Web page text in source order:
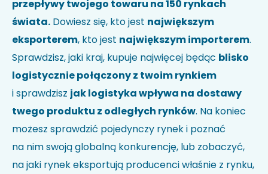
przepływy twojego towaru na 150 rynkach
świata. Dowiesz się, kto jest największym
eksporterem, kto jest największym importerem.
Sprawdzisz, jaki kraj, kupuje najwięcej będąc blisko
logistycznie połączony z twoim rynkiem
i sprawdzisz jak logistyka wpływa na dostawy
twego produktu z odległych rynków. Na koniec
możesz sprawdzić pojedynczy rynek i poznać
na nim swoją globalną konkurencję, lub zobaczyć,
na jaki rynek eksportują producenci właśnie z rynku,